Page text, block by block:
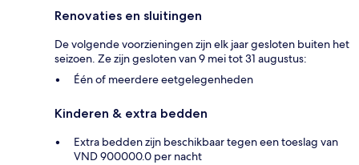
Renovaties en sluitingen
De volgende voorzieningen zijn elk jaar gesloten buiten het
seizoen. Ze zijn gesloten van 9 mei tot 31 augustus:
Één of meerdere eetgelegenheden
Kinderen & extra bedden
Extra bedden zijn beschikbaar tegen een toeslag van
VND 900000.0 per nacht